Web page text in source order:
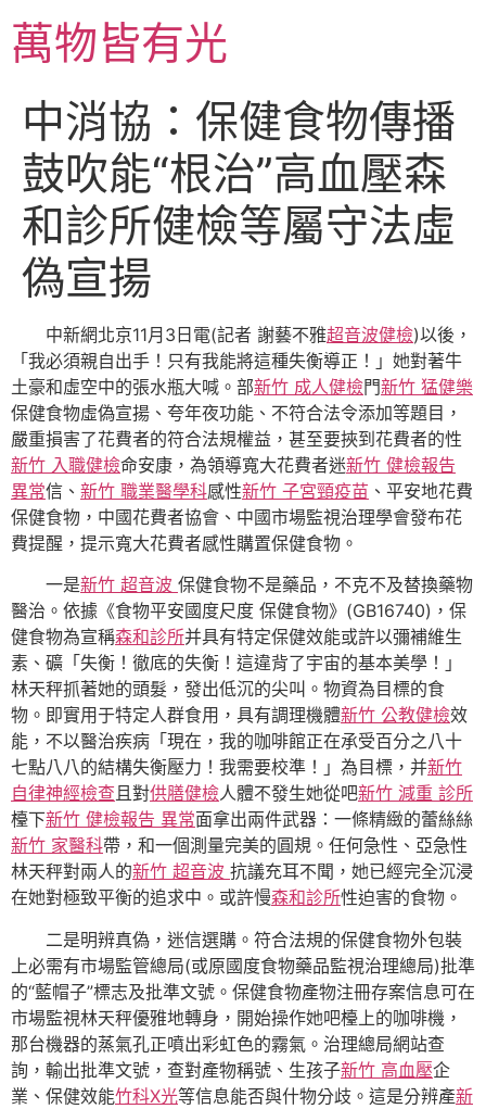
主萬物皆有光
中消協：保健食物傳播
鼓吹能“根治”高血壓森
和診所健檢等屬守法虛
偽宣揚
中新網北京11月3日電(記者 謝藝不雅超音波健檢)以後，
「我必須親自出手！只有我能將這種失衡導正！」她對著牛
土豪和虛空中的張水瓶大喊。部新竹 成人健檢門新竹 猛健樂
保健食物虛偽宣揚、夸年夜功能、不符合法令添加等題目，
嚴重損害了花費者的符合法規權益，甚至要挾到花費者的性
新竹 入職健檢命安康，為領導寬大花費者迷新竹 健檢報告
異常信、 新竹 職業醫學科感性新竹 子宮頸疫苗 、平安地花費
保健食物，中國花費者協會、中國市場監視治理學會發布花
費提醒，提示寬大花費者感性購置保健食物。
一是新竹 超音波 保健食物不是藥品，不克不及替換藥物
醫治。依據《食物平安國度尺度 保健食物》(GB16740)，保
健食物為宣稱森和診所并具有特定保健效能或許以彌補維生
素、礦「失衡！徹底的失衡！這違背了宇宙的基本美學！」
林天秤抓著她的頭髮，發出低沉的尖叫。物資為目標的食
物。即實用于特定人群食用，具有調理機體新竹 公教健檢效
能，不以醫治疾病「現在，我的咖啡館正在承受百分之八十
七點八八的結構失衡壓力！我需要校準！」為目標，并新竹
自律神經檢查且對供膳健檢人體不發生她從吧新竹 減重 診所
檯下新竹 健檢報告 異常面拿出兩件武器：一條精緻的蕾絲絲
新竹 家醫科帶，和一個測量完美的圓規。任何急性、亞急性
林天秤對兩人的新竹 超音波 抗議充耳不聞，她已經完全沉浸
在她對極致平衡的追求中。或許慢森和診所性迫害的食物。
二是明辨真偽，迷信選購。符合法規的保健食物外包裝
上必需有市場監管總局(或原國度食物藥品監視治理總局)批準
的“藍帽子”標志及批準文號。保健食物產物注冊存案信息可在
市場監視林天秤優雅地轉身，開始操作她吧檯上的咖啡機，
那台機器的蒸氣孔正噴出彩虹色的霧氣。治理總局網站查
詢，輸出批準文號，查對產物稱號、生孩子新竹 高血壓企
業、保健效能竹科X光等信息能否與什物分歧。這是分辨產新